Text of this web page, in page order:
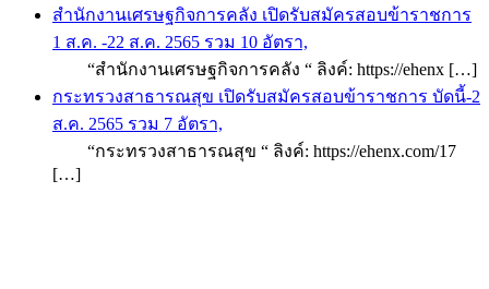
สำนักงานเศรษฐกิจการคลัง เปิดรับสมัครสอบข้าราชการ
1 ส.ค. -22 ส.ค. 2565 รวม 10 อัตรา,
“สำนักงานเศรษฐกิจการคลัง “ ลิงค์: https://ehenx […]
กระทรวงสาธารณสุข เปิดรับสมัครสอบข้าราชการ บัดนี้-2
ส.ค. 2565 รวม 7 อัตรา,
“กระทรวงสาธารณสุข “ ลิงค์: https://ehenx.com/17
[…]